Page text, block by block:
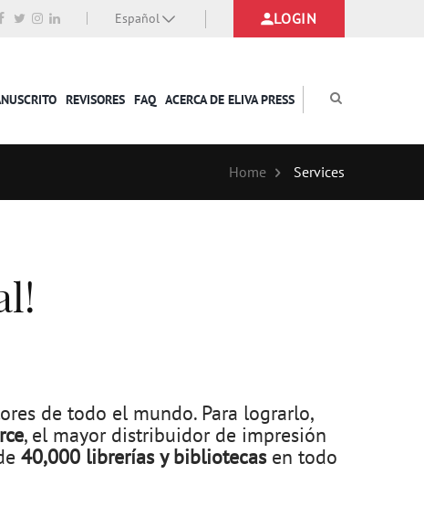
Español LOGIN
REVISORES FAQ ACERCA DE ELIVA PRESS
Home Services
de todo el mundo. Para lograrlo,
, el mayor distribuidor de impresión
40,000 librerías y bibliotecasen todo